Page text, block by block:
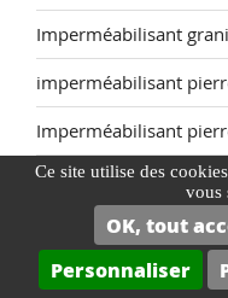
Ce site utilise des
vous
OK, tout
Personnaliser
Imperméabilisant
imperméabilisant
Imperméabilisant
Impermeabilisant
Imperméabilisant sol
Imperméabilisant